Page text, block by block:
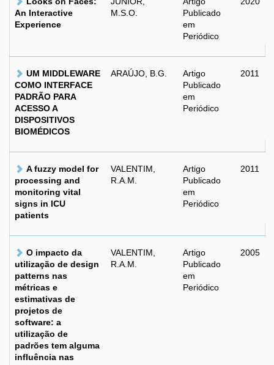
An Interactive
Experience
M.S.O.
Publicado
em
Periódico
UM MIDDLEWARE
COMO INTERFACE
PADRÃO PARA
ACESSO A
DISPOSITIVOS
BIOMÉDICOS
ARAÚJO, B.G.
Artigo
Publicado
em
Periódico
2011
A fuzzy model for
processing and
monitoring vital
signs in ICU
patients
VALENTIM,
R.A.M.
Artigo
Publicado
em
Periódico
2011
O impacto da
utilização de design
patterns nas
métricas e
estimativas de
projetos de
software: a
utilização de
padrões tem alguma
influência nas
VALENTIM,
R.A.M.
Artigo
Publicado
em
Periódico
2005